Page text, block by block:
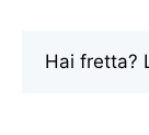
Hai fretta?